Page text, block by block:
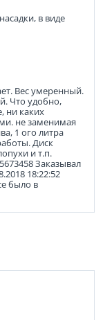
в виде
Вес умеренный.
Что удобно,
ни каких
не заменимая
1 ого литра
Диск
и т.п.
Заказывал
18:22:52
было в